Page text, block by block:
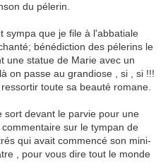
du pélerin.
sympa que je file à l'abbatiale
bénédiction des pélerins le
une statue de Marie avec un
on passe au grandiose , si , si !!!
toute sa beauté romane.
sort devant le parvie pour une
sur le tympan de
qui avait commencé son mini-
, pour vous dire tout le monde